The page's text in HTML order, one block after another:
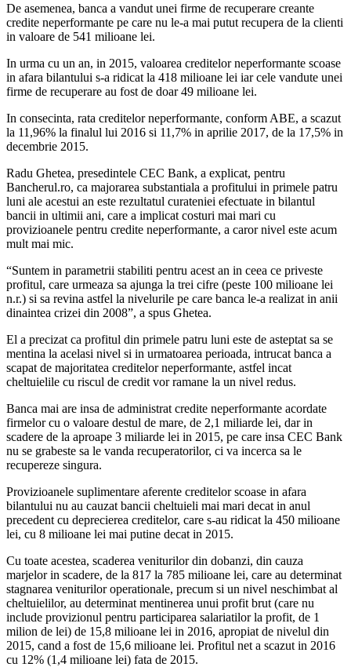
De asemenea, banca a vandut unei firme de recuperare creante
credite neperformante pe care nu le-a mai putut recupera de la clienti
in valoare de 541 milioane lei.
In urma cu un an, in 2015, valoarea creditelor neperformante scoase
in afara bilantului s-a ridicat la 418 milioane lei iar cele vandute unei
firme de recuperare au fost de doar 49 milioane lei.
In consecinta, rata creditelor neperformante, conform ABE, a scazut
la 11,96% la finalul lui 2016 si 11,7% in aprilie 2017, de la 17,5% in
decembrie 2015.
Radu Ghetea, presedintele CEC Bank, a explicat, pentru
Bancherul.ro, ca majorarea substantiala a profitului in primele patru
luni ale acestui an este rezultatul curateniei efectuate in bilantul
bancii in ultimii ani, care a implicat costuri mai mari cu
provizioanele pentru credite neperformante, a caror nivel este acum
mult mai mic.
“Suntem in parametrii stabiliti pentru acest an in ceea ce priveste
profitul, care urmeaza sa ajunga la trei cifre (peste 100 milioane lei
n.r.) si sa revina astfel la nivelurile pe care banca le-a realizat in anii
dinaintea crizei din 2008”, a spus Ghetea.
El a precizat ca profitul din primele patru luni este de asteptat sa se
mentina la acelasi nivel si in urmatoarea perioada, intrucat banca a
scapat de majoritatea creditelor neperformante, astfel incat
cheltuielile cu riscul de credit vor ramane la un nivel redus.
Banca mai are insa de administrat credite neperformante acordate
firmelor cu o valoare destul de mare, de 2,1 miliarde lei, dar in
scadere de la aproape 3 miliarde lei in 2015, pe care insa CEC Bank
nu se grabeste sa le vanda recuperatorilor, ci va incerca sa le
recupereze singura.
Provizioanele suplimentare aferente creditelor scoase in afara
bilantului nu au cauzat bancii cheltuieli mai mari decat in anul
precedent cu deprecierea creditelor, care s-au ridicat la 450 milioane
lei, cu 8 milioane lei mai putine decat in 2015.
Cu toate acestea, scaderea veniturilor din dobanzi, din cauza
marjelor in scadere, de la 817 la 785 milioane lei, care au determinat
stagnarea veniturilor operationale, precum si un nivel neschimbat al
cheltuielilor, au determinat mentinerea unui profit brut (care nu
include provizionul pentru participarea salariatilor la profit, de 1
milion de lei) de 15,8 milioane lei in 2016, apropiat de nivelul din
2015, cand a fost de 15,6 milioane lei. Profitul net a scazut in 2016
cu 12% (1,4 milioane lei) fata de 2015.